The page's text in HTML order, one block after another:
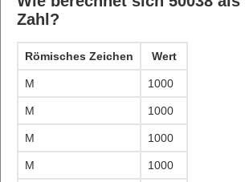
Zahl?
Römisches Zeichen Wert
M 1000
M 1000
M 1000
M 1000